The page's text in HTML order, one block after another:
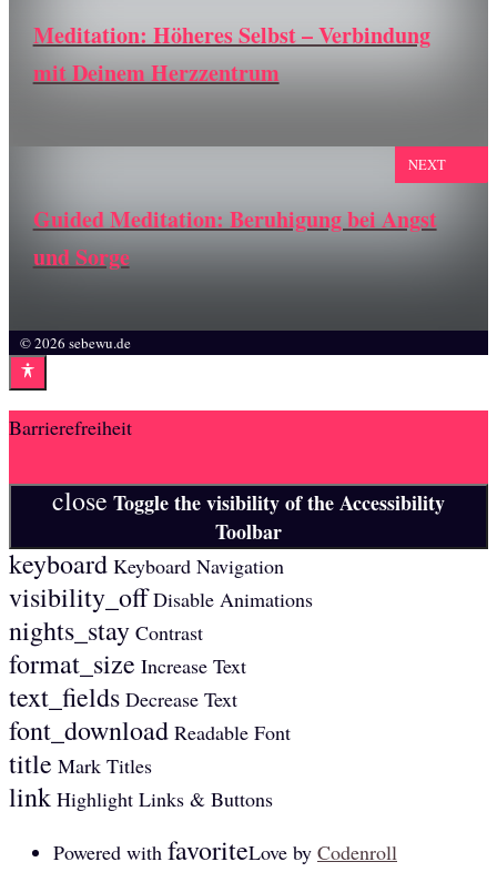
Meditation: Höheres Selbst – Verbindung
mit Deinem Herzzentrum
Guided Meditation: Beruhigung bei Angst
und Sorge
NEXT
© 2026 sebewu.de
Barrierefreiheit
close Toggle the visibility of the Accessibility
Toolbar
keyboard Keyboard Navigation
visibility_off Disable Animations
nights_stay Contrast
format_size Increase Text
text_fields Decrease Text
font_download Readable Font
title Mark Titles
link Highlight Links & Buttons
Powered with favoriteLove by Codenroll